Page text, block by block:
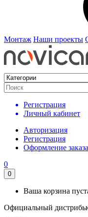
Монтаж Наши проекты
Регистрация
Личный кабинет
Авторизация
Регистрация
Оформление заказа
0
0
Ваша корзина
Официальный